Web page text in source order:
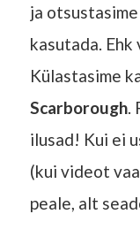
ja
kasutada. Ehk
Külastasime
Scarborough.
ilusad! Kui ei
(kui videot
peale, alt